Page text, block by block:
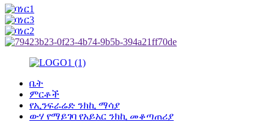
ቤት
ምርቶች
የኢንፍራሬድ ንክኪ ማሳያ
ውሃ የማይገባ የአይአር ንክኪ መቆጣጠሪያ